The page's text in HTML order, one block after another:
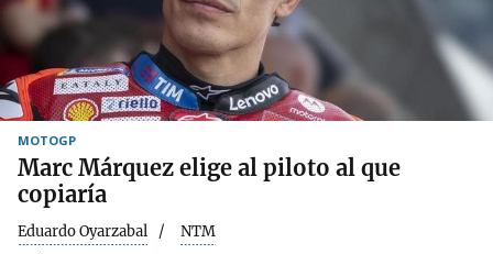
MOTOGP
Marc Márquez elige al piloto al que
copiaría
Eduardo Oyarzabal NTM